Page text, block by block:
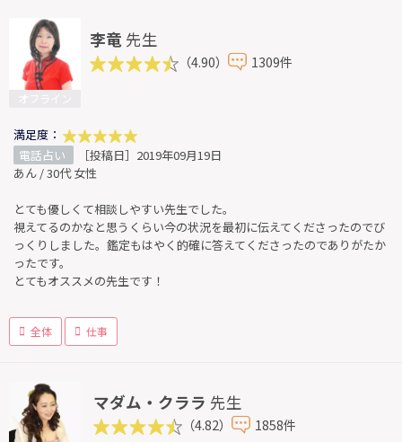
李竜 先生
（4.90） 1309件
満足度：
電話占い
［投稿日］2019年09月19日
あん / 30代 女性
とても優しくて相談しやすい先生でした。
視えてるのかなと思うくらい今の状況を最初に伝えてくださったのでび
っくりしました。鑑定もはやく的確に答えてくださったのでありがたか
ったです。
とてもオススメの先生です！
全体 仕事
マダム・クララ 先生
（4.82） 1858件